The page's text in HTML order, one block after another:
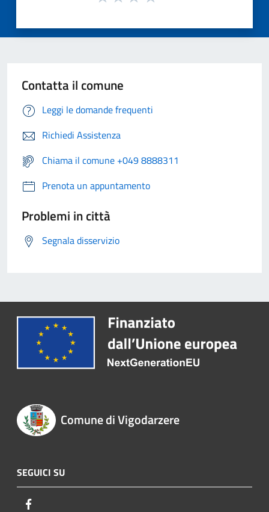
Contatta il comune
Leggi le domande frequenti
Richiedi Assistenza
Chiama il comune +049 8888311
Prenota un appuntamento
Problemi in città
Segnala disservizio
Comune di Vigodarzere
SEGUICI SU